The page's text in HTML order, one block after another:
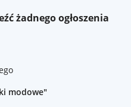
żadnego ogłoszenia
modowe"